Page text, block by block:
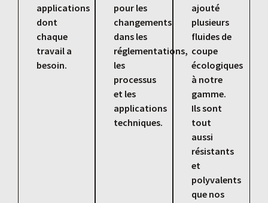
applications
dont
chaque
travail a
besoin.
pour les
changements
dans les
réglementations,
les
processus
et les
applications
techniques.
ajouté
plusieurs
fluides de
coupe
écologiques
à notre
gamme.
Ils sont
tout
aussi
résistants
et
polyvalents
que nos